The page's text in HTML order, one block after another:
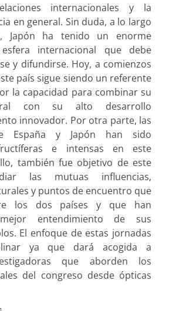
internacionales y la
en general. Sin duda, a lo largo
Japón ha tenido un enorme
internacional que debe
y difundirse. Hoy, a comienzos
país sigue siendo un referente
la capacidad para combinar su
con su alto desarrollo
innovador. Por otra parte, las
España y Japón han sido
e intensas en este
también fue objetivo de este
las mutuas influencias,
y puntos de encuentro que
los dos países y que han
entendimiento de sus
El enfoque de estas jornadas
ya que dará acogida a
que aborden los
del congreso desde ópticas